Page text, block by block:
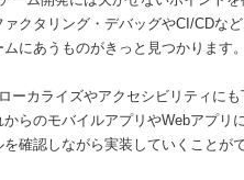
ァクタリング・デバッグやCI/CDな
ムにあうものがきっと見つかります
ーカライズやアクセシビリティに
からのモバイルアプリやWebアプリ
を確認しながら実装していくことが